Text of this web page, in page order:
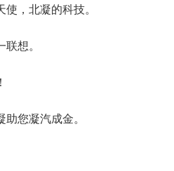
，北凝的科技。
想。
您凝汽成金。